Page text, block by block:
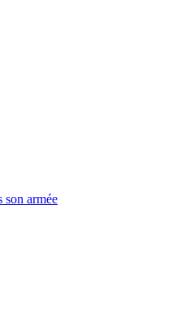
son armée